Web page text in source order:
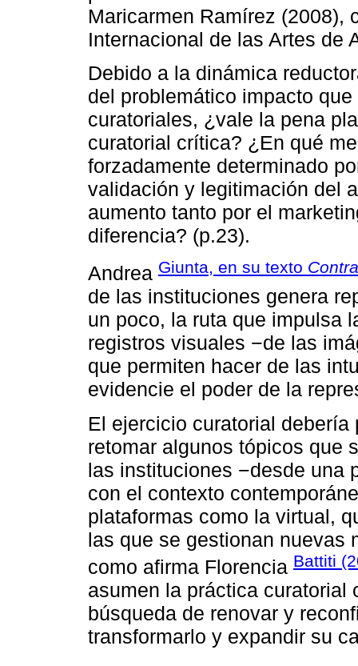
Maricarmen Ramírez (2008),
Internacional de las Artes de
Debido a la dinámica
del problemático impacto
curatoriales, ¿vale la pena
curatorial crítica? ¿En qué
forzadamente determinado
validación y legitimación del
aumento tanto por el
diferencia? (p.23).
Andrea Giunta, en su texto
de las instituciones genera
un poco, la ruta que impulsa
registros visuales −de las
que permiten hacer de las
evidencie el poder de la
El ejercicio curatorial
retomar algunos tópicos que
las instituciones −desde una
con el contexto
plataformas como la virtual,
las que se gestionan nuevas
como afirma Florencia Battiti
asumen la práctica curatorial
búsqueda de renovar y
transformarlo y expandir su